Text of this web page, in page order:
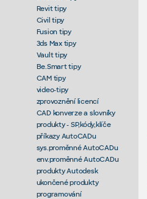
Revit tipy
Civil tipy
Fusion tipy
3ds Max tipy
Vault tipy
Be.Smart tipy
CAM tipy
video-tipy
zprovoznění licencí
CAD konverze a slovníky
produkty - SP,kódy,klíče
příkazy AutoCADu
sys.proměnné AutoCADu
env.proměnné AutoCADu
produkty Autodesk
ukončené produkty
programování